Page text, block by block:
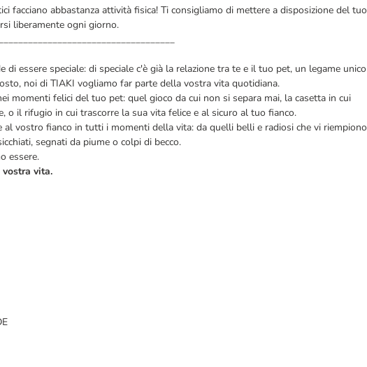
facciano abbastanza attività fisica! Ti consigliamo di mettere a disposizione del tuo
liberamente ogni giorno.
di essere speciale: di speciale c'è già la relazione tra te e il tuo pet, un legame unico
noi di TIAKI vogliamo far parte della vostra vita quotidiana.
momenti felici del tuo pet: quel gioco da cui non si separa mai, la casetta in cui
o il rifugio in cui trascorre la sua vita felice e al sicuro al tuo fianco.
al vostro fianco in tutti i momenti della vita: da quelli belli e radiosi che vi riempiono
segnati da piume o colpi di becco.
essere.
vita.